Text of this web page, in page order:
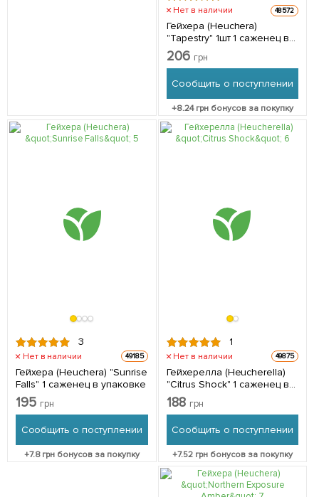
Нет в наличии 48572
Гейхера (Heuchera)
"Tapestry" 1шт 1 саженец в
упаковке
206 грн
Сообщить о поступлении
+8.24грн бонусов за покупку
3
Нет в наличии 49185
Гейхера (Heuchera) "Sunrise
Falls" 1 саженец в упаковке
195 грн
Сообщить о поступлении
+7.8грн бонусов за покупку
1
Нет в наличии 49875
Гейхерелла (Heucherella)
"Citrus Shock" 1 саженец в
упаковке
188 грн
Сообщить о поступлении
+7.52 грн бонусов за покупку